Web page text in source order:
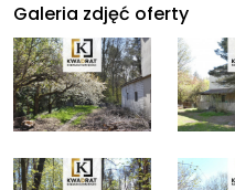
Galeria zdjęć oferty